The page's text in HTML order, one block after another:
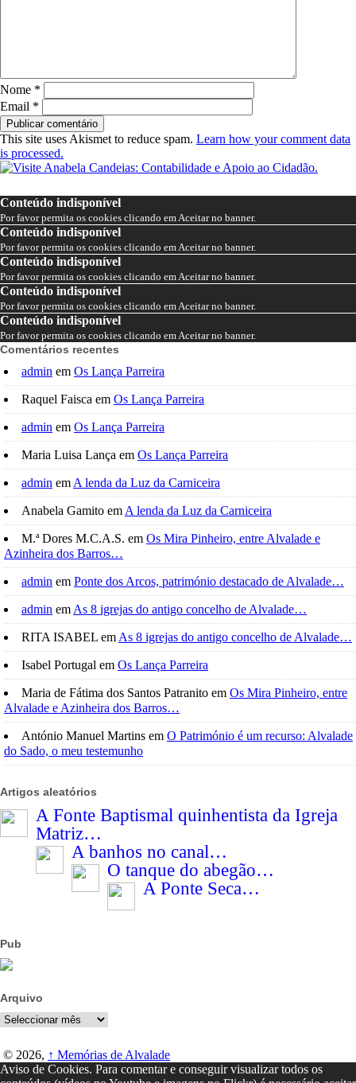
Nome *
Email *
This site uses Akismet to reduce spam. Learn how your comment data
is processed.
Conteúdo indisponível
Por favor permita os cookies clicando em Aceitar no banner.
Conteúdo indisponível
Por favor permita os cookies clicando em Aceitar no banner.
Conteúdo indisponível
Por favor permita os cookies clicando em Aceitar no banner.
Conteúdo indisponível
Por favor permita os cookies clicando em Aceitar no banner.
Conteúdo indisponível
Por favor permita os cookies clicando em Aceitar no banner.
Comentários recentes
admin em Os Lança Parreira
Raquel Faisca em Os Lança Parreira
admin em Os Lança Parreira
Maria Luisa Lança em Os Lança Parreira
admin em A lenda da Luz da Carniceira
Anabela Gamito em A lenda da Luz da Carniceira
M.ª Dores M.C.A.S. em Os Mira Pinheiro, entre Alvalade e
Azinheira dos Barros…
admin em Ponte dos Arcos, património destacado de Alvalade…
admin em As 8 igrejas do antigo concelho de Alvalade…
RITA ISABEL em As 8 igrejas do antigo concelho de Alvalade…
Isabel Portugal em Os Lança Parreira
Maria de Fátima dos Santos Patranito em Os Mira Pinheiro, entre
Alvalade e Azinheira dos Barros…
António Manuel Martins em O Património é um recurso: Alvalade
do Sado, o meu testemunho
Artigos aleatórios
A Fonte Baptismal quinhentista da Igreja
Matriz…
A banhos no canal…
O tanque do abegão…
A Ponte Seca…
Pub
Arquivo
Arquivo
© 2026, ↑ Memórias de Alvalade
Aviso de Cookies. Para comentar e conseguir visualizar todos os